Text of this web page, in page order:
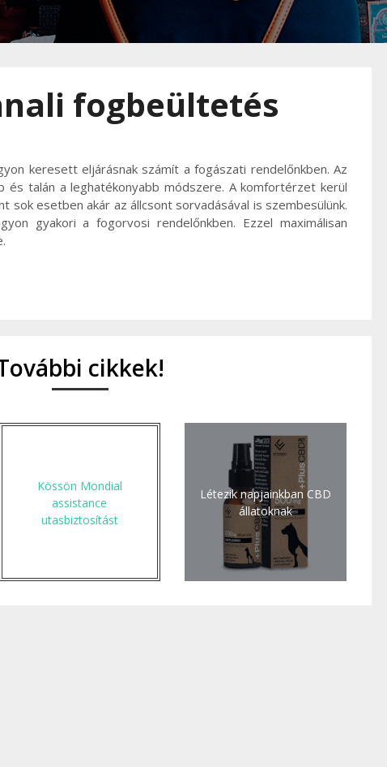
fogbeültetés
keresett eljárásnak számít a fogászati rendelőnkben. Az
és talán a leghatékonyabb módszere. A komfortérzet kerül
sok esetben akár az állcsont sorvadásával is szembesülünk.
gyakori a fogorvosi rendelőnkben. Ezzel maximálisan
cikkek!
Kössön Mondial
assistance
utasbiztosítást
Létezik napjainkban CBD
állatoknak